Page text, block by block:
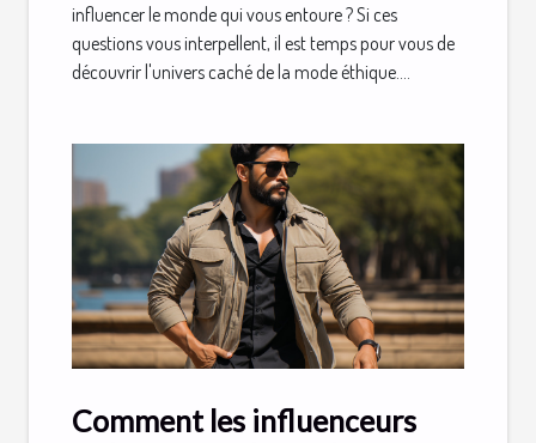
influencer le monde qui vous entoure ? Si ces
questions vous interpellent, il est temps pour vous de
découvrir l'univers caché de la mode éthique....
Comment les influenceurs